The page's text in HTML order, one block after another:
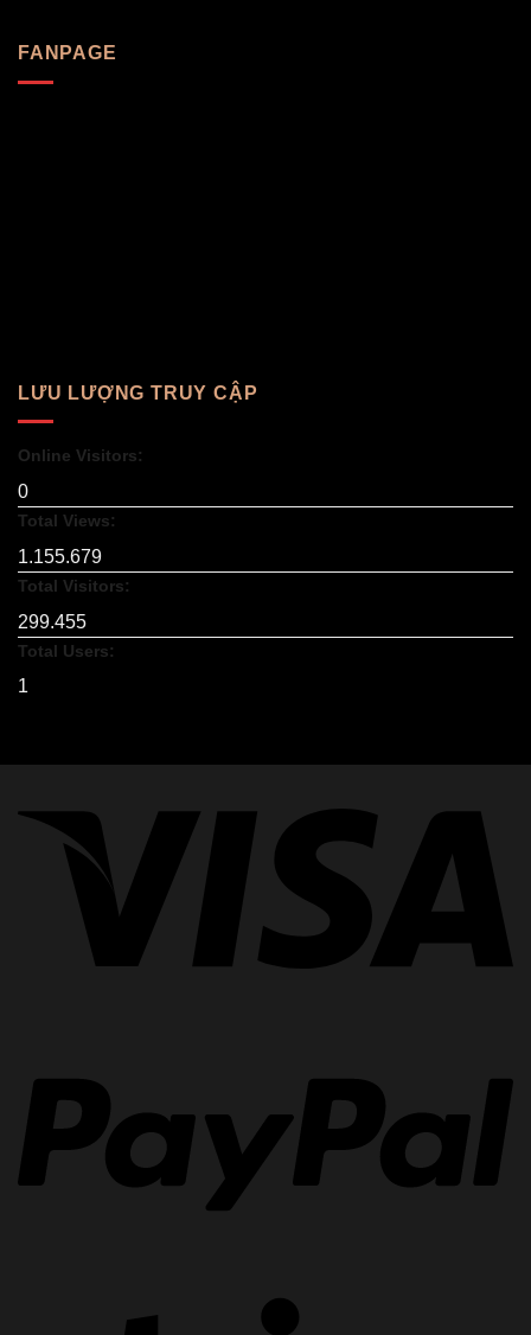
FANPAGE
LƯU LƯỢNG TRUY CẬP
Online Visitors:
0
Total Views:
1.155.679
Total Visitors:
299.455
Total Users:
1